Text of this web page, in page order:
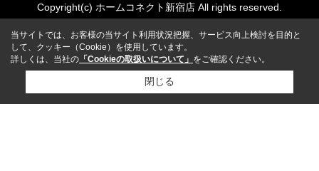
Copyright(c) ホームコネクト新宿店 All rights reserved.
当サイトでは、お客様の当サイト利用状況把握、サービス向上検討を目的と
して、クッキー（Cookie）を使用しています。
詳しくは、当社の 「Cookieの取扱いについて」 をご確認ください。
閉じる